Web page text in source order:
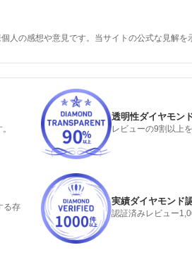
人の感想や意見です。当サイトの公式な見解を
透明性ダイヤモン
レビューの9割以上
る存
実績ダイヤモンド
認証済みレビュー